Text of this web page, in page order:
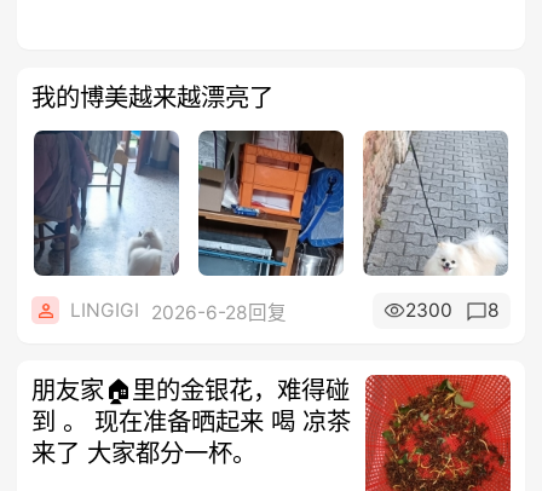
我的博美越来越漂亮了
LINGIGI 2026-6-28回复 2300 8
朋友家🏠里的金银花，难得碰
到 。 现在准备晒起来 喝 凉茶
来了 大家都分一杯。